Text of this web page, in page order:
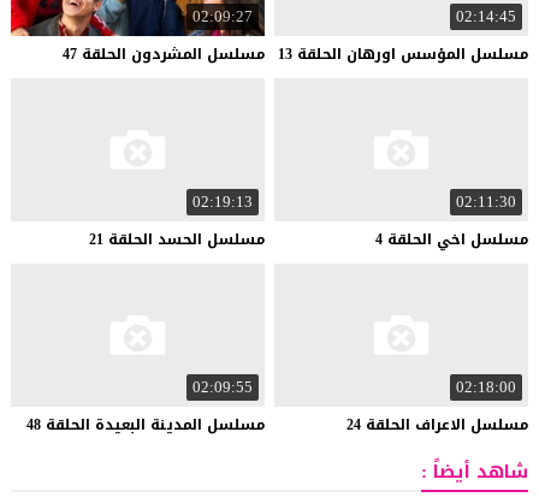
02:14:45
مسلسل المؤسس اورهان الحلقة 13
02:09:27
مسلسل المشردون الحلقة 47
02:11:30
مسلسل اخي الحلقة 4
02:19:13
مسلسل الحسد الحلقة 21
02:18:00
مسلسل الاعراف الحلقة 24
02:09:55
مسلسل المدينة البعيدة الحلقة 48
شاهد أيضاً :